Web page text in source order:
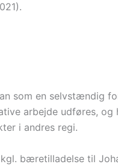
som en selvstændig
arbejde udføres,
i andres regi.
bæretilladelse til